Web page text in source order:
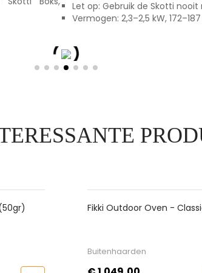
Let op: Gebruik de Skotti
Vermogen: 2,3–2,5 kW,
De
Curved Granton Edge -
Messen